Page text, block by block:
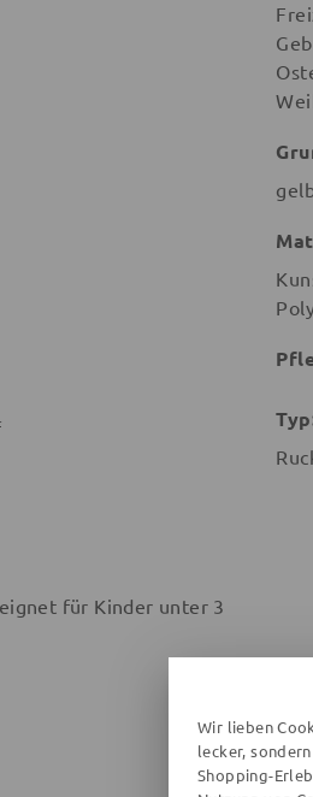
für Kinder unter 3
Wir lieben
lecker,
Shopping-